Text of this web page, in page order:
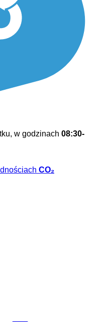
w godzinach 08:30-
CO₂